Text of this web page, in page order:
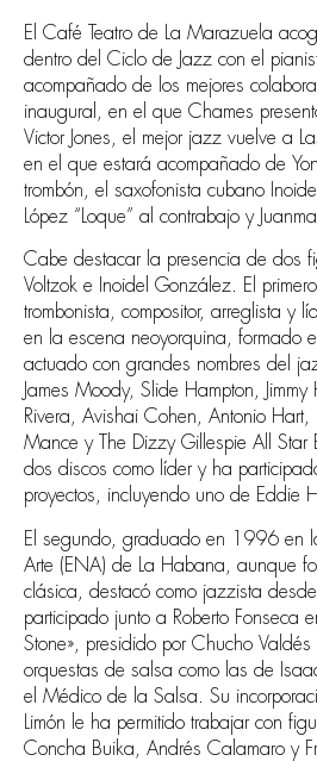
El Café Teatro de La Marazuela
dentro del Ciclo de Jazz con el
acompañado de los mejores
inaugural, en el que Chames
Victor Jones, el mejor jazz vuelve a
en el que estará acompañado de
trombón, el saxofonista cubano
López “Loque” al contrabajo y
Cabe destacar la presencia de dos
Voltzok e Inoidel González. El
trombonista, compositor, arreglista y
en la escena neoyorquina, formado
actuado con grandes nombres del
James Moody, Slide Hampton,
Rivera, Avishai Cohen, Antonio Hart,
Mance y The Dizzy Gillespie All Star
dos discos como líder y ha
proyectos, incluyendo uno de Eddie
El segundo, graduado en 1996 en
Arte (ENA) de La Habana, aunque
clásica, destacó como jazzista
participado junto a Roberto Fonseca
Stone», presidido por Chucho
orquestas de salsa como las de
el Médico de la Salsa. Su
Limón le ha permitido trabajar con
Concha Buika, Andrés Calamaro y